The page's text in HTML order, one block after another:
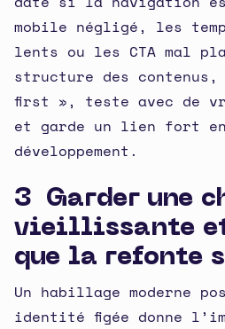
mobile négligé, les
lents ou les CTA mal
structure des contenus,
first », teste avec de
et garde un lien fort
développement.
3 Garder une
vieillissante
que la refonte
Un habillage moderne
identité figée donne